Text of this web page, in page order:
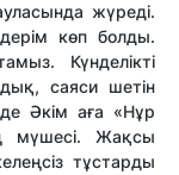
жүреді.
көп болды.
Күнделікті
саяси шетін
Әкім аға «Нұр
мүшесі. Жақсы
тұстарды